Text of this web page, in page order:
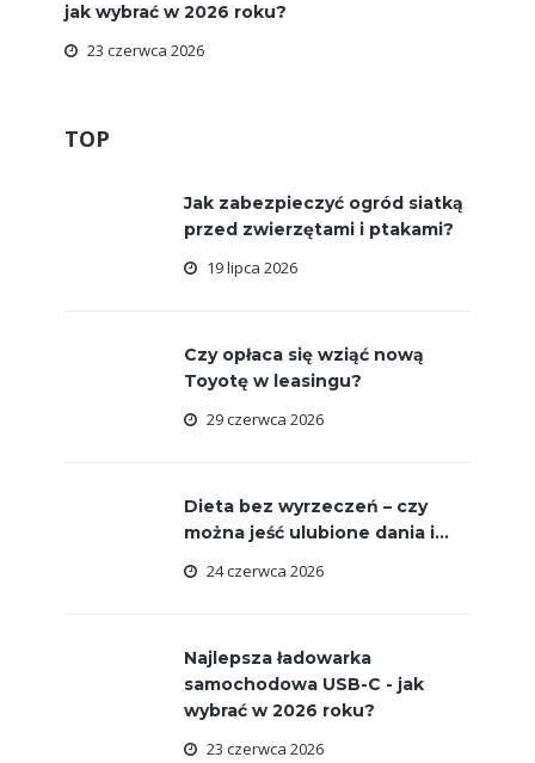
jak wybrać w 2026 roku?
23 czerwca 2026
TOP
Jak zabezpieczyć ogród siatką
przed zwierzętami i ptakami?
19 lipca 2026
Czy opłaca się wziąć nową
Toyotę w leasingu?
29 czerwca 2026
Dieta bez wyrzeczeń – czy
można jeść ulubione dania i...
24 czerwca 2026
Najlepsza ładowarka
samochodowa USB-C - jak
wybrać w 2026 roku?
23 czerwca 2026